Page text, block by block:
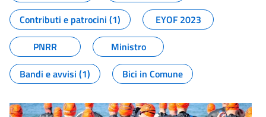
Contributi e patrocini (1)
EYOF 2023
PNRR
Ministro
Bandi e avvisi (1)
Bici in Comune